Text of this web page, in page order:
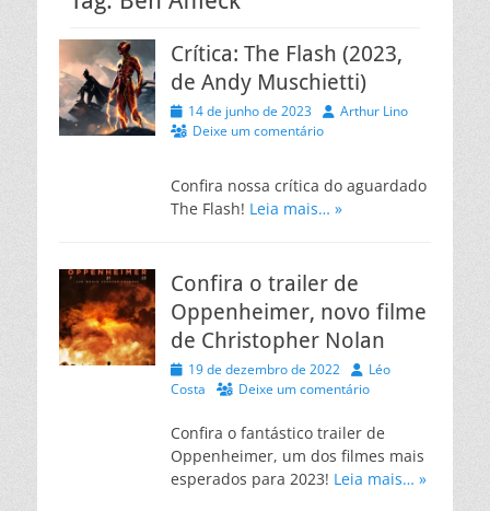
Crítica: The Flash (2023,
de Andy Muschietti)
Posted
on
14 de junho de 2023 AutorArthur Lino
Deixe um comentário
Confira nossa crítica do aguardado
The Flash! Leia mais… »
Confira o trailer de
Oppenheimer, novo filme
de Christopher Nolan
Posted
on
19 de dezembro de 2022 Autor
Léo
Costa
Deixe um comentário
Confira o fantástico trailer de
Oppenheimer, um dos filmes mais
esperados para 2023! Leia mais… »